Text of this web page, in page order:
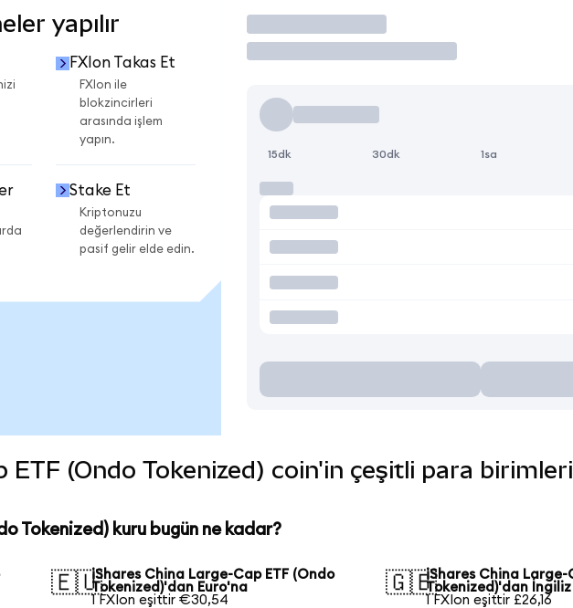
yapılır
FXIon Takas Et
FXIon ile
blokzincirleri
arasında işlem
yapın.
Stake Et
Kriptonuzu
değerlendirin ve
pasif gelir elde edin.
İşlem Yap
15dk 30dk 1sa
ETF (Ondo Tokenized) coin'in çeşitli para
Tokenized) kuru bugün ne kadar?
🇪🇺iShares China Large-Cap ETF (Ondo
Tokenized)'dan Euro'na
1 FXIon eşittir €30,54
🇬🇧iShares China Large-
Tokenized)'dan
1 FXIon eşittir £26,16